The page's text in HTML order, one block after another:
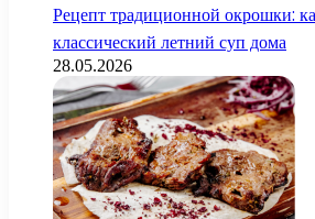
Рецепт традиционной окрошки:
классический летний суп дома
28.05.2026